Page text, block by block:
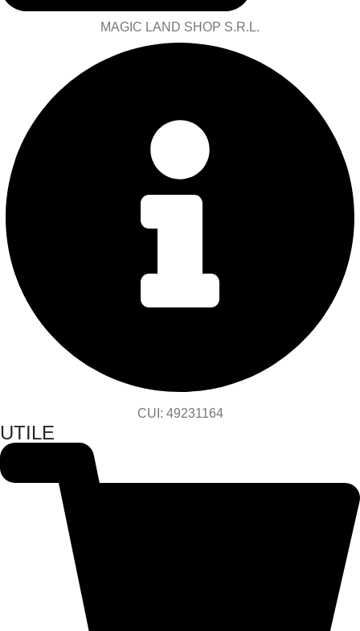
MAGIC LAND SHOP S.R.L.
CUI: 49231164
UTILE